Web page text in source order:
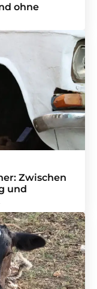
ohne
Zwischen
und